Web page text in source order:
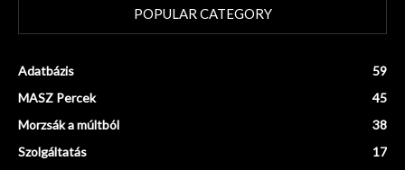
POPULAR CATEGORY
Adatbázis
59
MASZ Percek
45
Morzsák a múltból
38
Szolgáltatás
17